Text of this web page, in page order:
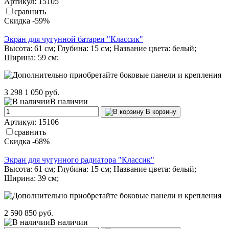
сравнить
Скидка -59%
Экран для чугунной батареи "Классик"
Высота: 61 см; Глубина: 15 см; Название цвета: белый;
Ширина: 59 см;
3 298 1 050 руб.
В наличии
В корзину
Артикул: 15106
сравнить
Скидка -68%
Экран для чугунного радиатора "Классик"
Высота: 61 см; Глубина: 15 см; Название цвета: белый;
Ширина: 39 см;
2 590 850 руб.
В наличии